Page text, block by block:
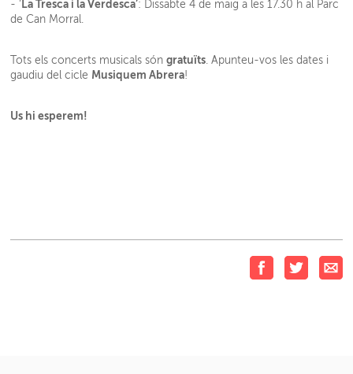
- ‘ La Tresca i la Verdesca’: Dissabte 4 de maig a les 17.30 h al Parc
de Can Morral.
Tots els concerts musicals sóngratuïts. Apunteu-vos les dates i
gaudiu del cicle Musiquem Abrera!
Us hi esperem!